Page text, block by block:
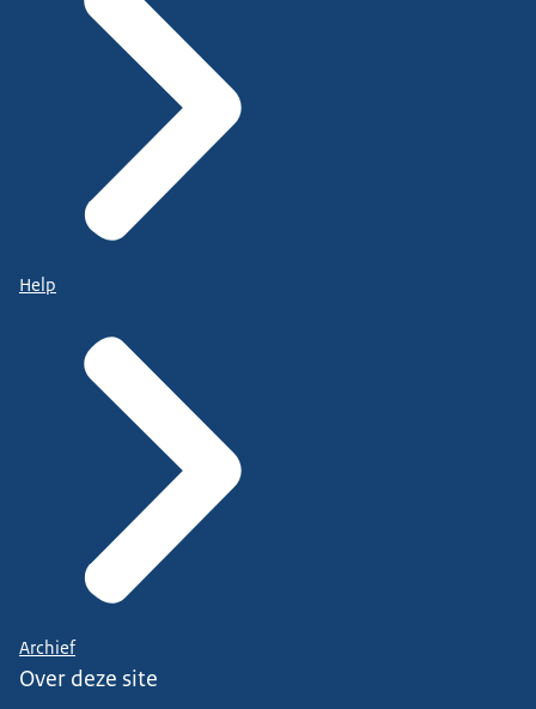
Help
Archief
Over deze site